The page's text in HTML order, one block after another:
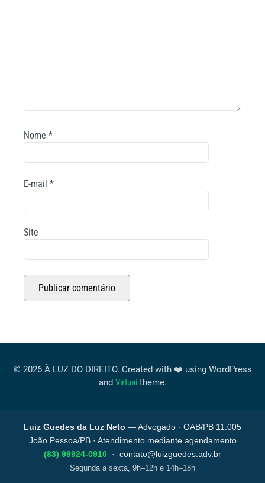
Nome *
E-mail *
Site
© 2026 À LUZ DO DIREITO. Created with ❤️ using WordPress
and Virtuaitheme.
Luiz Guedes da Luz Neto — Advogado · OAB/PB 11.005
João Pessoa/PB · Atendimento mediante agendamento
(83) 99924-0910 · contato@luizguedes.adv.br
Segunda a sexta, 9h–12h e 14h–18h